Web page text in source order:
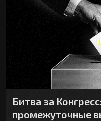
Битва за
промежуточные